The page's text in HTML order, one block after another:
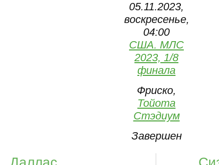
05.11.2023,
воскресенье,
04:00
США. МЛС
2023, 1/8
финала
Фриско,
Тойота
Стэдиум
Завершен